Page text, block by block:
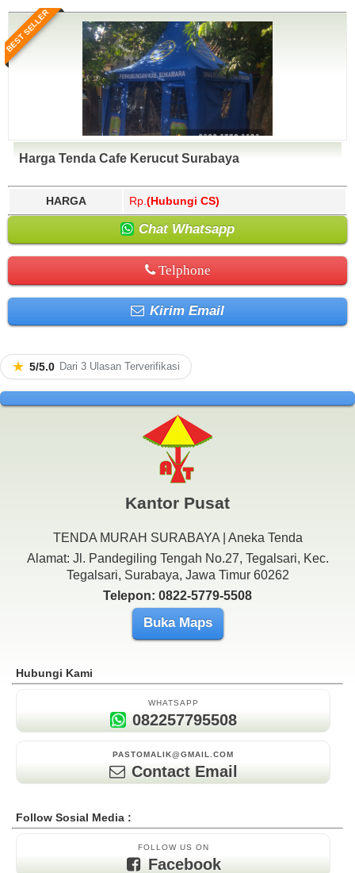
BEST SELLER
Harga Tenda Cafe Kerucut Surabaya
HARGA Rp. (Hubungi CS)
Chat Whatsapp
Telphone
Kirim Email
★ 5/5.0 Dari 3 Ulasan Terverifikasi
Kantor Pusat
TENDA MURAH SURABAYA | Aneka Tenda
Alamat: Jl. Pandegiling Tengah No.27, Tegalsari, Kec.
Tegalsari, Surabaya, Jawa Timur 60262
Telepon: 0822-5779-5508
Buka Maps
Hubungi Kami
WHATSAPP
082257795508
PASTOMALIK@GMAIL.COM
Contact Email
Follow Sosial Media :
FOLLOW US ON
Facebook